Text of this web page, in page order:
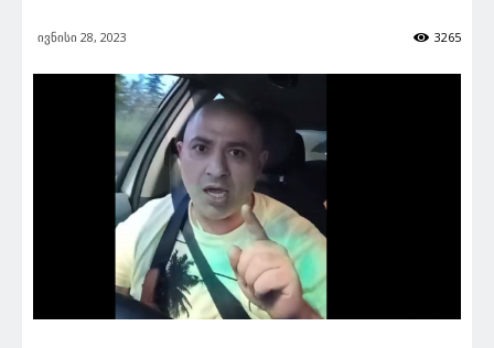
ივნისი 28, 2023 3265